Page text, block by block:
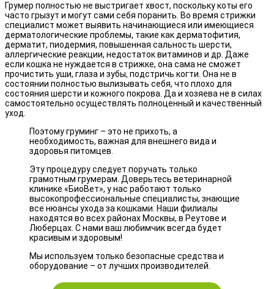
Грумер полностью не выстригает хвост, поскольку коты его
часто грызут и могут сами себя поранить. Во время стрижки
специалист может выявить начинающиеся или имеющиеся
дерматологические проблемы, такие как дерматофития,
дерматит, пиодермия, повышенная сальность шерсти,
аллергические реакции, недостаток витаминов и др. Даже
если кошка не нуждается в стрижке, она сама не сможет
прочистить уши, глаза и зубы, подстричь когти. Она не в
состоянии полностью вылизывать себя, что плохо для
состояния шерсти и кожного покрова. Да и хозяева не в силах
самостоятельно осуществлять полноценный и качественный
уход.
Поэтому груминг – это не прихоть, а
необходимость, важная для внешнего вида и
здоровья питомцев.
Эту процедуру следует поручать только
грамотным грумерам. Доверьтесь ветеринарной
клинике «БиоВет», у нас работают только
высокопрофессиональные специалисты, знающие
все нюансы ухода за кошками. Наши филиалы
находятся во всех районах Москвы, в Реутове и
Люберцах. С нами ваш любимчик всегда будет
красивым и здоровым!
Мы используем только безопасные средства и
оборудование – от лучших производителей.